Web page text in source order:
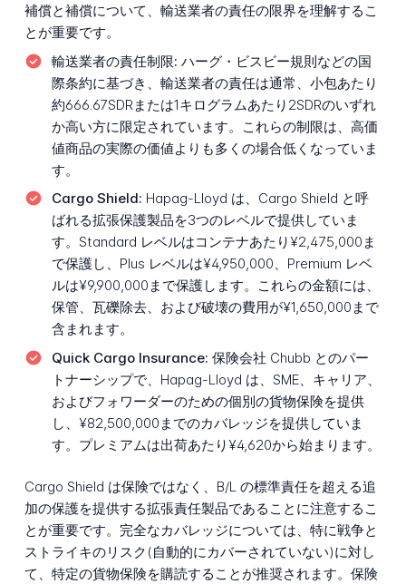
補償と補償について、輸送業者の責任の限界を理解するこ
とが重要です。
輸送業者の責任制限: ハーグ・ビスビー規則などの国
際条約に基づき、輸送業者の責任は通常、小包あたり
約666.67SDRまたは1キログラムあたり2SDRのいずれ
か高い方に限定されています。これらの制限は、高価
値商品の実際の価値よりも多くの場合低くなっていま
す。
Cargo Shield: Hapag-Lloyd は、Cargo Shield と呼
ばれる拡張保護製品を3つのレベルで提供していま
す。Standard レベルはコンテナあたり¥2,475,000ま
で保護し、Plus レベルは¥4,950,000、Premium レベ
ルは¥9,900,000まで保護します。これらの金額には、
保管、瓦礫除去、および破壊の費用が¥1,650,000まで
含まれます。
Quick Cargo Insurance: 保険会社 Chubb とのパー
トナーシップで、Hapag-Lloyd は、SME、キャリア、
およびフォワーダーのための個別の貨物保険を提供
し、¥82,500,000までのカバレッジを提供していま
す。プレミアムは出荷あたり¥4,620から始まります。
Cargo Shield は保険ではなく、B/L の標準責任を超える追
加の保護を提供する拡張責任製品であることに注意するこ
とが重要です。完全なカバレッジについては、特に戦争と
ストライキのリスク(自動的にカバーされていない)に対し
て、特定の貨物保険を購読することが推奨されます。保険